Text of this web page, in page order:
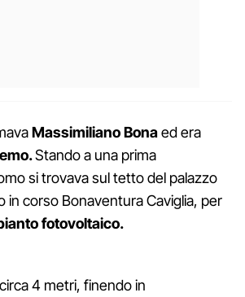
Massimiliano Bonaed era
Stando a una prima
si trovava sul tetto del palazzo
in corso Bonaventura Caviglia, per
fotovoltaico.
4 metri, finendo in